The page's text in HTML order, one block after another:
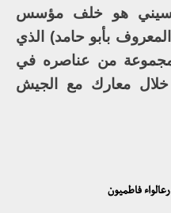
هو خلف مؤسس
بأبو حامد) الذي
من عناصره في
درعا عام 2015 خلال معارك مع الجيش
فاطميون